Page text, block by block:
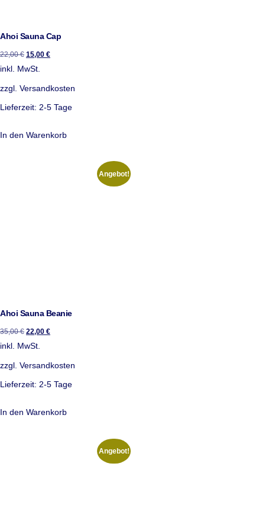
Ahoi Sauna Cap
22,00€ 15,00 €
inkl. MwSt.
zzgl. Versandkosten
Lieferzeit: 2-5 Tage
In den Warenkorb
Angebot!
Ahoi Sauna Beanie
35,00€ 22,00 €
inkl. MwSt.
zzgl. Versandkosten
Lieferzeit: 2-5 Tage
In den Warenkorb
Angebot!